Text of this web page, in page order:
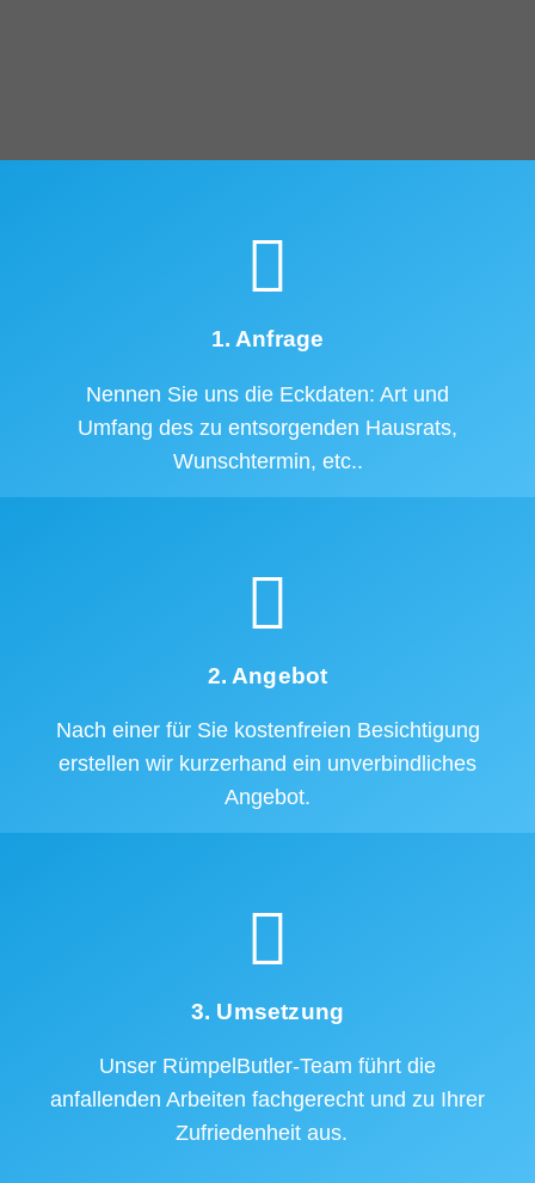
1. Anfrage
Nennen Sie uns die Eckdaten: Art und
Umfang des zu entsorgenden Hausrats,
Wunschtermin, etc..
2. Angebot
Nach einer für Sie kostenfreien Besichtigung
erstellen wir kurzerhand ein unverbindliches
Angebot.
3. Umsetzung
Unser RümpelButler-Team führt die
anfallenden Arbeiten fachgerecht und zu Ihrer
Zufriedenheit aus.